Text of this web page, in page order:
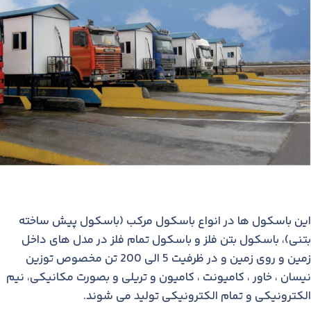
این باسکول ها در انواع باسکول مرکب (باسکول پیش ساخته
بتنی)، باسکول بتن فلز و باسکول تمام فلز در مدل های داخل
زمین و روی زمین و در ظرفیت 5 الی 200 تن مخصوص توزین
نیسان ، خاور ، کامیونت ، کامیون و تریلی و بصورت مکانیکی، نیم
الکترونیکی و تمام الکترونیکی تولید می شوند.